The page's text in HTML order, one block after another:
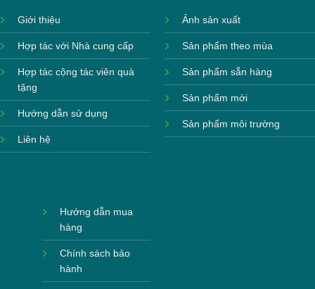
Giới thiệu
Hợp tác với Nhà cung cấp
Hợp tác cộng tác viên quà
tặng
Hướng dẫn sử dụng
Liên hệ
Ảnh sản xuất
Sản phẩm theo mùa
Sản phẩm sẵn hàng
Sản phẩm mới
Sản phẩm môi trường
Hướng dẫn mua
hàng
Chính sách bảo
hành